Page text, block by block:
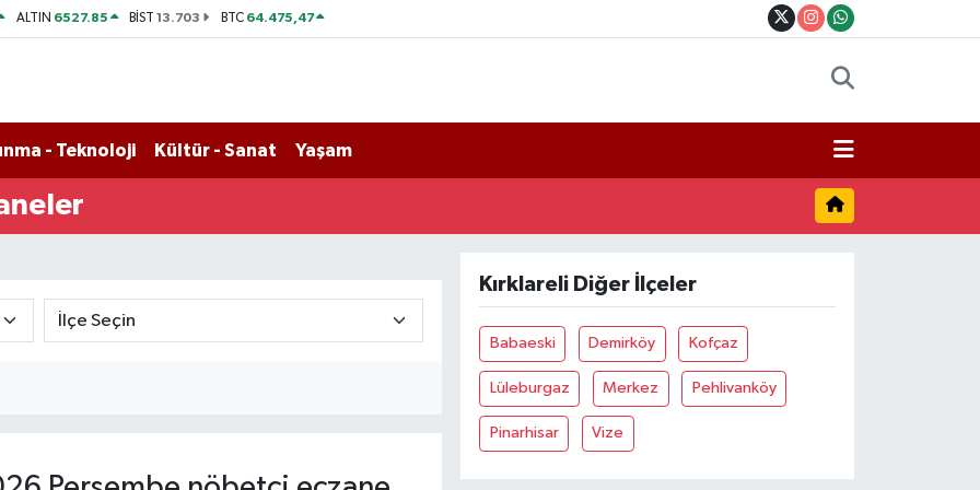
ALTIN 6527.85 BİST13.703 BTC 64.475,47
- Teknoloji Kültür - Sanat Yaşam
Kırklareli Diğer İlçeler
Babaeski Demirköy Kofçaz
Lüleburgaz Merkez Pehlivanköy
Pinarhisar Vize